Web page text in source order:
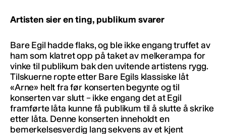
Artisten sier en ting, publikum svarer
Bare Egil hadde flaks, og ble ikke engang truffet av
ham som klatret opp på taket av melkerampa for
vinke til publikum bak den uvitende artistens rygg.
Tilskuerne ropte etter Bare Egils klassiske låt
«Arne» helt fra før konserten begynte og til
konserten var slutt – ikke engang det at Egil
framførte låta kunne få publikum til å slutte å skrike
etter låta. Denne konserten inneholdt en
bemerkelsesverdig lang sekvens av et kjent